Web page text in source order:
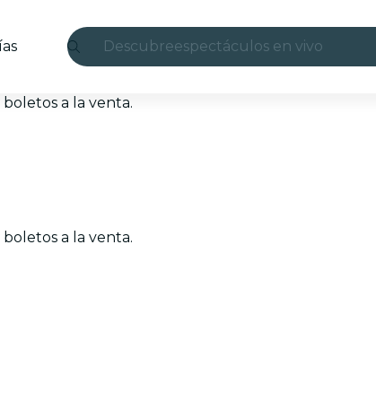
Descubreespectáculos en vivo
a la venta.
a la venta.